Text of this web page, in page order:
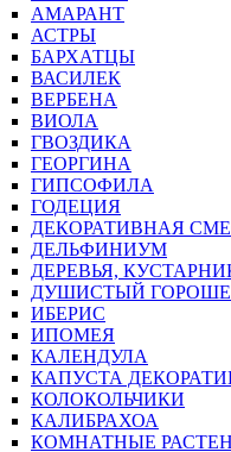
АМАРАНТ
АСТРЫ
БАРХАТЦЫ
ВАСИЛЕК
ВЕРБЕНА
ВИОЛА
ГВОЗДИКА
ГЕОРГИНА
ГИПСОФИЛА
ГОДЕЦИЯ
ДЕКОРАТИВНАЯ
ДЕЛЬФИНИУМ
ДЕРЕВЬЯ,
ДУШИСТЫЙ
ИБЕРИС
ИПОМЕЯ
КАЛЕНДУЛА
КАПУСТА
КОЛОКОЛЬЧИКИ
КАЛИБРАХОА
КОМНАТНЫЕ